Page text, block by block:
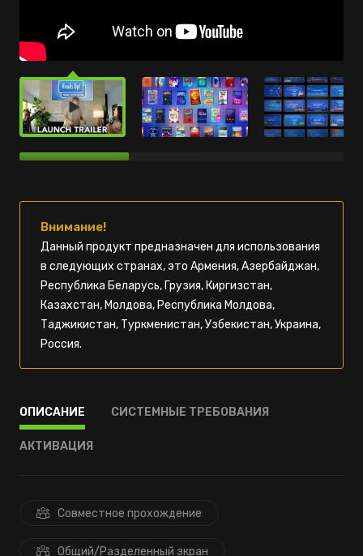
Внимание!
Данный продукт предназначен для использования
в следующих странах, это Армения, Азербайджан,
Республика Беларусь, Грузия, Киргизстан,
Казахстан, Молдова, Республика Молдова,
Таджикистан, Туркменистан, Узбекистан, Украина,
Россия.
ОПИСАНИЕ СИСТЕМНЫЕ ТРЕБОВАНИЯ
АКТИВАЦИЯ
Совместное прохождение
Общий/Разделенный экран